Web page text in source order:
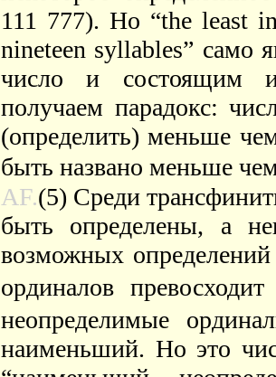
111 777). Но “the least
nineteen syllables” само
число и состоящим
получаем парадокс:
(определить) меньше
быть названо меньше
AF.(5) Среди
быть определены, а
возможных
ординалов
неопределимые
наименьший. Но это